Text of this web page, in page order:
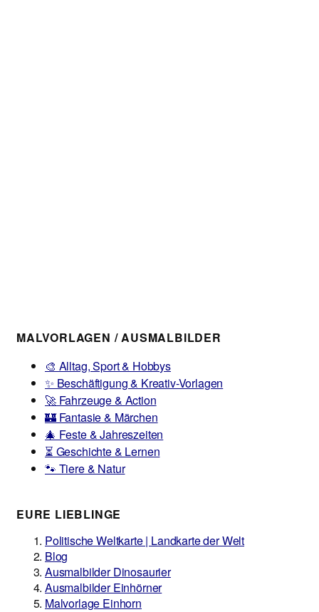
MALVORLAGEN / AUSMALBILDER
🎨 Alltag, Sport & Hobbys
✨ Beschäftigung & Kreativ-Vorlagen
🚀 Fahrzeuge & Action
🏰 Fantasie & Märchen
🎄 Feste & Jahreszeiten
⏳ Geschichte & Lernen
🐾 Tiere & Natur
EURE LIEBLINGE
Politische Weltkarte | Landkarte der Welt
Blog
Ausmalbilder Dinosaurier
Ausmalbilder Einhörner
Malvorlage Einhorn